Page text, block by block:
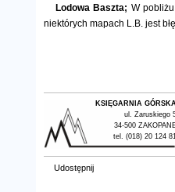
Lodowa Baszta; W
niektórych mapach L.B. jest
KSIĘGARNIA
ul. Zaruskiego
34-500
tel. (018) 20 124
Udostępnij